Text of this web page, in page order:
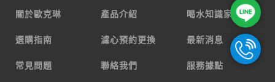
關於歐克琳 產品介紹 喝水知識家
選購指南 濾心預約更換 最新消息
常見問題 聯絡我們 服務據點